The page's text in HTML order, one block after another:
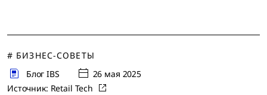
# БИЗНЕС-СОВЕТЫ
Блог IBS
26 мая 2025
Источник: Retail Tech